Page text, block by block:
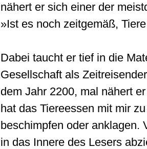
nähert er sich einer der
»Ist es noch zeitgemäß,
Dabei taucht er tief in die
Gesellschaft als
dem Jahr 2200, mal nähert
hat das Tiereessen mit mir
beschimpfen oder anklagen.
in das Innere des Lesers